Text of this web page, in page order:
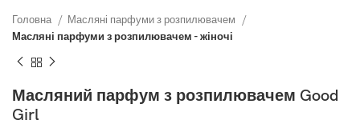
Головна
Масляні парфуми з розпилювачем
Масляні парфуми з розпилювачем - жіночі
Масляний парфум з розпилювачем Good
Girl